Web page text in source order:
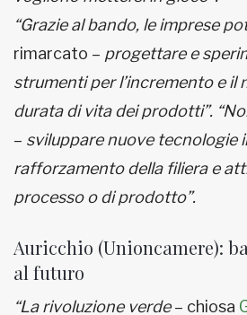
“Grazie al bando, le imprese
rimarcato – progettare e
strumenti per l’incremento e il
durata di vita dei prodotti”.
– sviluppare nuove tecnologie
rafforzamento della filiera e
processo o di prodotto”.
Auricchio (Unioncamere):
al futuro
“La rivoluzione verde– chiosa